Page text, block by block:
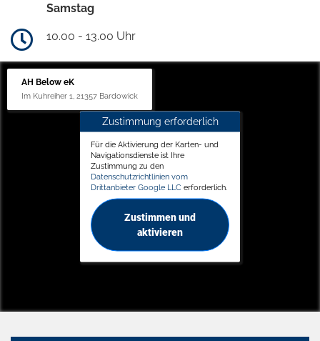
Samstag
10.00 - 13.00 Uhr
AH Below eK
Im Kuhreiher 1, 21357 Bardowick
Zustimmung erforderlich
Für die Aktivierung der Karten- und
Navigationsdienste ist Ihre
Zustimmung zu den
Datenschutzrichtlinien vom
Drittanbieter Google LLC erforderlich.
Zustimmen und
aktivieren